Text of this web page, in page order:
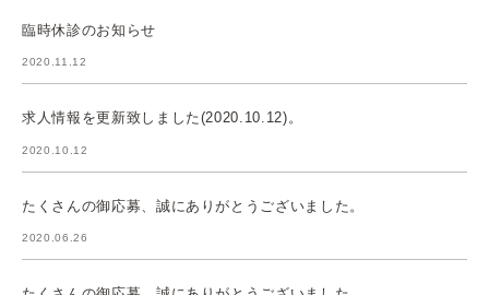
臨時休診のお知らせ
2020.11.12
求人情報を更新致しました(2020.10.12)。
2020.10.12
たくさんの御応募、誠にありがとうございました。
2020.06.26